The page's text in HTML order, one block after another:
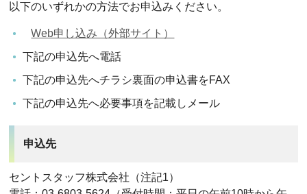
以下のいずれかの方法でお申込みください。
Web申し込み（外部サイト）
下記の申込先へ電話
下記の申込先へチラシ裏面の申込書をFAX
下記の申込先へ必要事項を記載しメール
申込先
セントスタッフ株式会社（注記1）